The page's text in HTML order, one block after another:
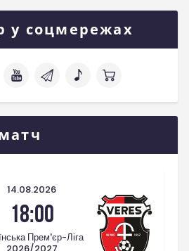
у соцмережах
14.08.2026
18:00
Прем'єр-Ліга